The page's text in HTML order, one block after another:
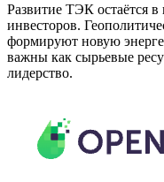
Развитие ТЭК остаётся
инвесторов.
формируют новую
важны как сырьевые
лидерство.